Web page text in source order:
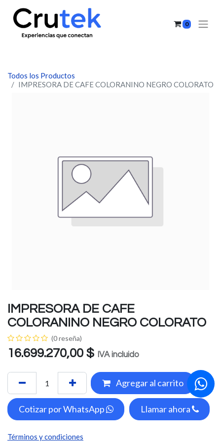
0
Todos los Productos
IMPRESORA DE CAFE COLORANINO NEGRO COLORATO
IMPRESORA DE CAFE
COLORANINO NEGRO COLORATO
(0 reseña)
16.699.270,00 $ IVA incluido
Agregar al carrito
Cotizar por WhatsApp Llamar ahora
Términos y condiciones